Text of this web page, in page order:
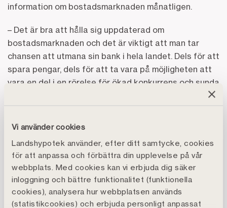
Vi använder cookies
Landshypotek använder, efter ditt samtycke, cookies
för att anpassa och förbättra din upplevelse på vår
webbplats. Med cookies kan vi erbjuda dig säker
inloggning och bättre funktionalitet (funktionella
cookies), analysera hur webbplatsen används
(statistikcookies) och erbjuda personligt anpassat
information om bostadsmarknaden månatligen.
– Det är bra att hålla sig uppdaterad om
bostadsmarknaden och det är viktigt att man tar
chansen att utmana sin bank i hela landet. Dels för att
spara pengar, dels för att ta vara på möjligheten att
vara en del i en rörelse för ökad konkurrens och sunda
Catharina Åbjörnsson Lindgren, Affärschef på
Landshypotek Bank.
Så här många har någon gång bytt bank för sina
bolån – län för län